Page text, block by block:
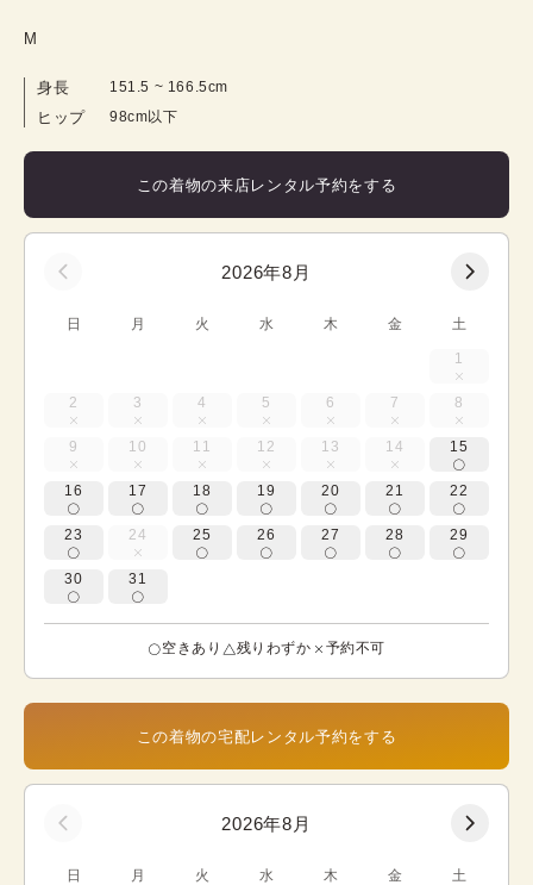
M
身長 151.5 ~ 166.5cm
ヒップ 98cm以下
この着物の来店レンタル予約をする
2026年8月
日 月 火 水 木 金 土
1
2 3 4 5 6 7 8
9 10 11 12 13 14 15
16 17 18 19 20 21 22
23 24 25 26 27 28 29
30 31
空きあり 残りわずか 予約不可
この着物の宅配レンタル予約をする
2026年8月
日 月 火 水 木 金 土